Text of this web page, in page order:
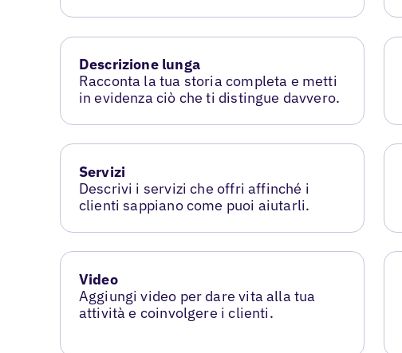
Descrizione lunga
Racconta la tua storia completa e metti
in evidenza ciò che ti distingue davvero.
Servizi
Descrivi i servizi che offri affinché i
clienti sappiano come puoi aiutarli.
Video
Aggiungi video per dare vita alla tua
attività e coinvolgere i clienti.